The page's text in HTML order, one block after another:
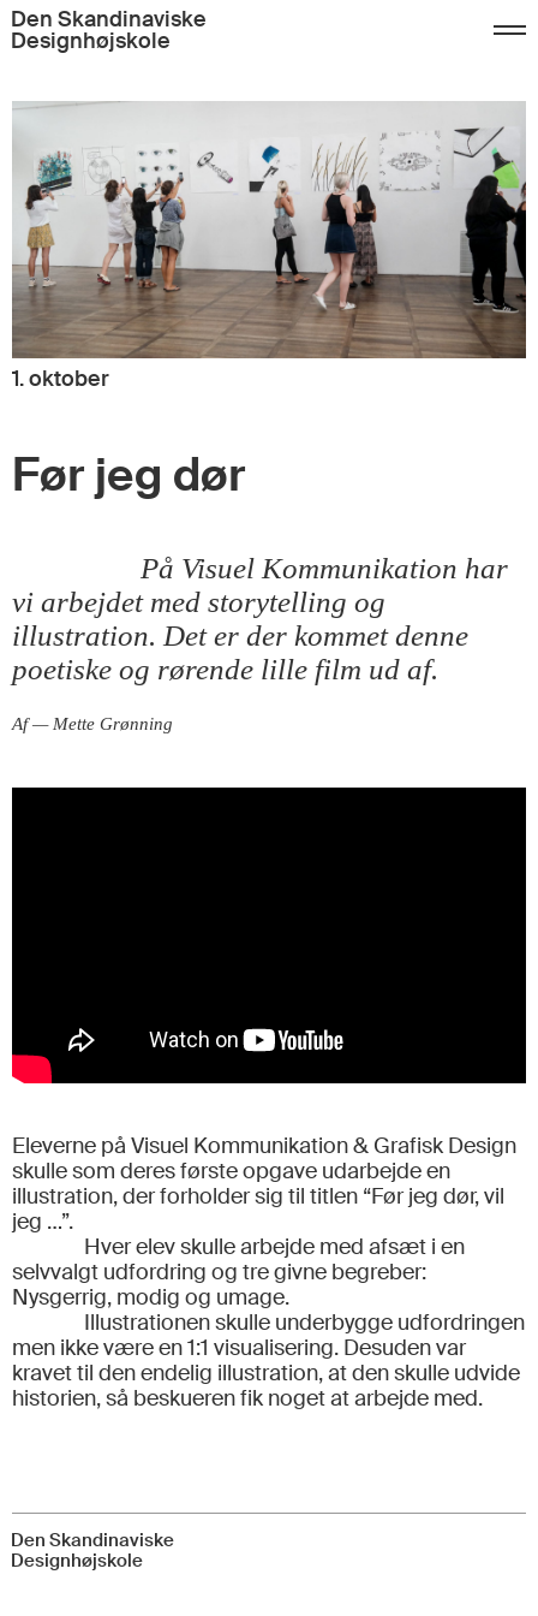
Den Skandinaviske
Designhøjskole
1. oktober
Før jeg dør
På Visuel Kommunikation har
vi arbejdet med storytelling og
illustration. Det er der kommet denne
poetiske og rørende lille film ud af.
Af — Mette Grønning
Eleverne på Visuel Kommunikation & Grafisk Design
skulle som deres første opgave udarbejde en
illustration, der forholder sig til titlen “Før jeg dør, vil
jeg …”.
Hver elev skulle arbejde med afsæt i en
selvvalgt udfordring og tre givne begreber:
Nysgerrig, modig og umage.
Illustrationen skulle underbygge udfordringen
men ikke være en 1:1 visualisering. Desuden var
kravet til den endelig illustration, at den skulle udvide
historien, så beskueren fik noget at arbejde med.
Den Skandinaviske
Designhøjskole